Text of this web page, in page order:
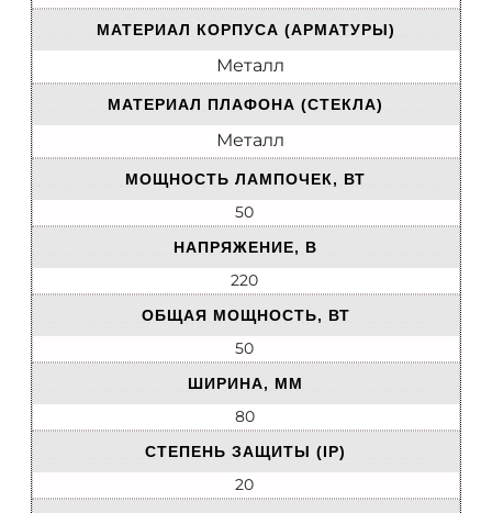
МАТЕРИАЛ КОРПУСА (АРМАТУРЫ)
Металл
МАТЕРИАЛ ПЛАФОНА (СТЕКЛА)
Металл
МОЩНОСТЬ ЛАМПОЧЕК, ВТ
50
НАПРЯЖЕНИЕ, В
220
ОБЩАЯ МОЩНОСТЬ, ВТ
50
ШИРИНА, ММ
80
СТЕПЕНЬ ЗАЩИТЫ (IP)
20